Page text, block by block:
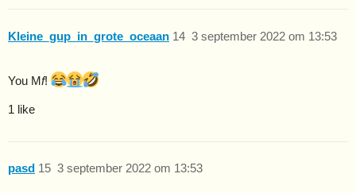
Kleine_gup_in_grote_oceaan 3 september 2022 om 13:53
14
You Mf!
1 like
pasd 3 september 2022 om 13:53
15